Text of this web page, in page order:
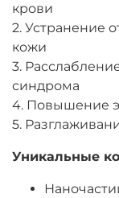
крови
2. Устранение
кожи
3.
синдрома
4. Повышение
5.
Уникальные